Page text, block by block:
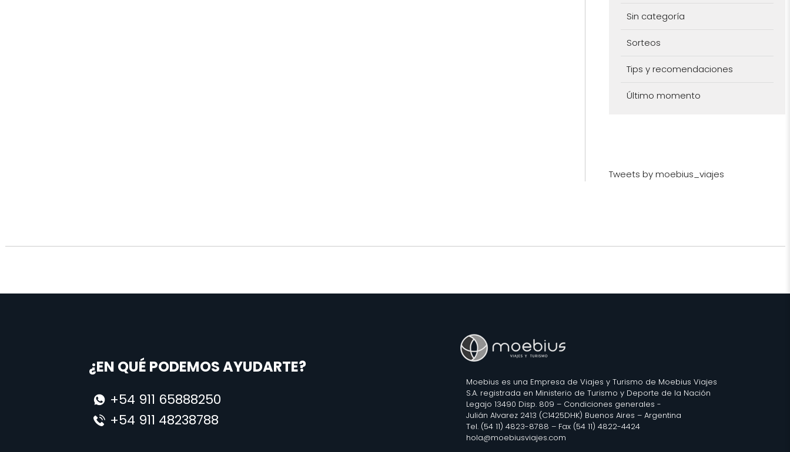
Sin categoría
Sorteos
Tips y recomendaciones
Último momento
Tweets by moebius_viajes
¿EN QUÉ PODEMOS AYUDARTE?
+54 911 65888250
+54 911 48238788
Moebius es una Empresa de Viajes y Turismo de Moebius Viajes
S.A. registrada en Ministerio de Turismo y Deporte de la Nación
Legajo 13490 Disp. 809 – Condiciones generales -
Julián Alvarez 2413 (C1425DHK) Buenos Aires – Argentina
Tel. (54 11) 4823-8788 – Fax (54 11) 4822-4424
hola@moebiusviajes.com